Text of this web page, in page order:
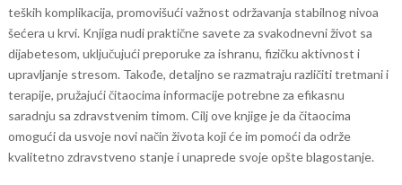
teških komplikacija, promovišući važnost održavanja stabilnog nivoa
šećera u krvi. Knjiga nudi praktične savete za svakodnevni život sa
dijabetesom, uključujući preporuke za ishranu, fizičku aktivnost i
upravljanje stresom. Takođe, detaljno se razmatraju različiti tretmani i
terapije, pružajući čitaocima informacije potrebne za efikasnu
saradnju sa zdravstvenim timom. Cilj ove knjige je da čitaocima
omogući da usvoje novi način života koji će im pomoći da održe
kvalitetno zdravstveno stanje i unaprede svoje opšte blagostanje.